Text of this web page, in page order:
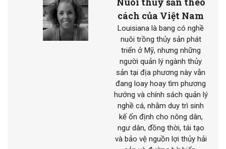
cách của Việt Nam
Louisiana là bang có nghề
nuôi trồng thủy sản phát
triển ở Mỹ, nhưng những
người quản lý ngành thủy
sản tại địa phương này vẫn
đang loay hoay tìm phương
hướng và chính sách quản lý
nghề cá, nhằm duy trì sinh
kế ổn định cho nông dân,
ngư dân, đồng thời, tái tạo
và bảo vệ nguồn lợi thủy hải